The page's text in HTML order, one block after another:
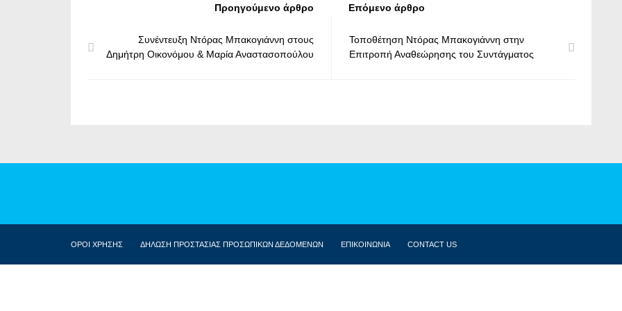
Προηγούμενο άρθρο
Συνέντευξη Ντόρας Μπακογιάννη στους
Δημήτρη Οικονόμου & Μαρία Αναστασοπούλου
Επόμενο άρθρο
Τοποθέτηση Ντόρας Μπακογιάννη στην
Επιτροπή Αναθεώρησης του Συντάγματος
ΟΡΟΙ ΧΡΗΣΗΣ ΔΗΛΩΣΗ ΠΡΟΣΤΑΣΙΑΣ ΠΡΟΣΩΠΙΚΩΝ ΔΕΔΟΜΕΝΩΝ ΕΠΙΚΟΙΝΩΝΙΑ CONTACT US